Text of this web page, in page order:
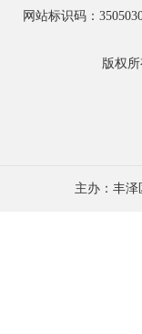
网站标识码：
版权
主办：丰